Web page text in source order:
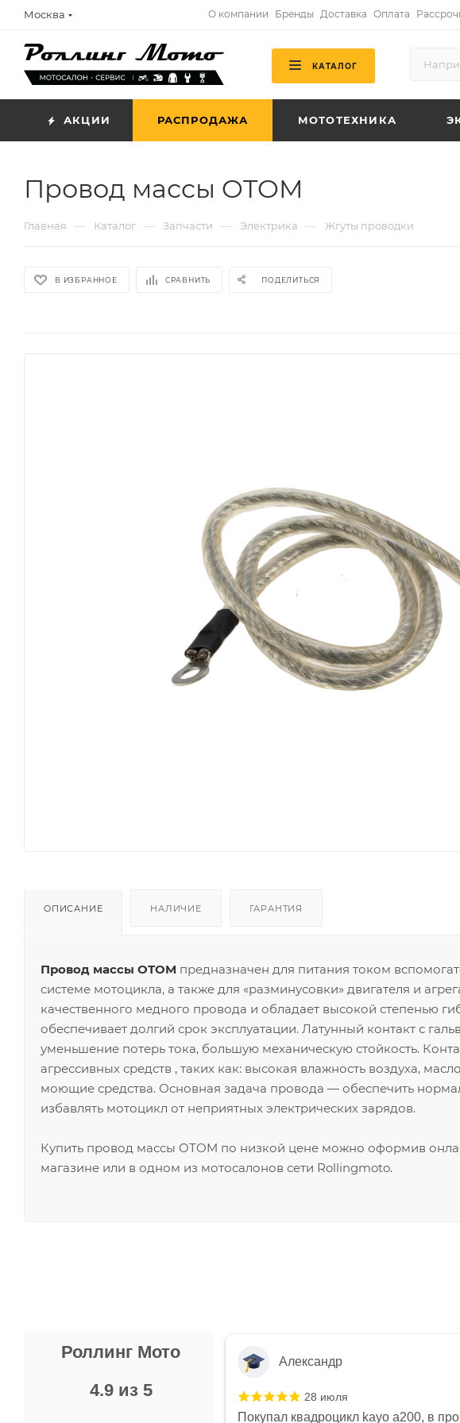
Москва О компании Бренды Доставка Оплата
КАТАЛОГ
АКЦИИ РАСПРОДАЖА МОТОТЕХНИКА
Провод массы OTOM
Главная — Каталог — Запчасти — Электрика — Жгуты проводки
В ИЗБРАННОЕ СРАВНИТЬ ПОДЕЛИТЬСЯ
ОПИСАНИЕ НАЛИЧИЕ ГАРАНТИЯ
Провод массы OTOM предназначен для питания током
системе мотоцикла, а также для «разминусовки» двигателя и
качественного медного провода и обладает высокой степенью
обеспечивает долгий срок эксплуатации. Латунный контакт с
уменьшение потерь тока, большую механическую стойкость.
агрессивных средств , таких как: высокая влажность воздуха,
моющие средства. Основная задача провода — обеспечить
избавлять мотоцикл от неприятных электрических зарядов.
Купить провод массы OTOM по низкой цене можно оформив
магазине или в одном из мотосалонов сети Rollingmoto.
Роллинг Мото
4.9 из 5
Александр
28 июля
Покупал квадроцикл kayo a200, в